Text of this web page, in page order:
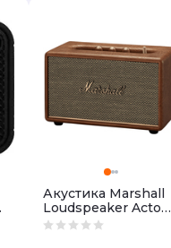
Акустика Marshall
Loudspeaker Acton
III (Brown)